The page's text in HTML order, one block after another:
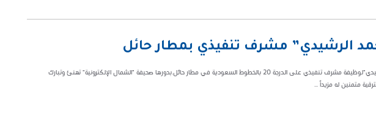
الرشيدي” مشرف تنفيذي بمطار حائل
صدر قراراً بترقية "جزاء بن محمد بن عمير الرشيدي"لوظيفة مشرف تنفيذي على الدرجة 20 بالخطوط السعودية في مطار حائل.بدورها صحيفة "الشمال الإلكترونية" تهنئ وتبارك
متمنين له مزيداً ...